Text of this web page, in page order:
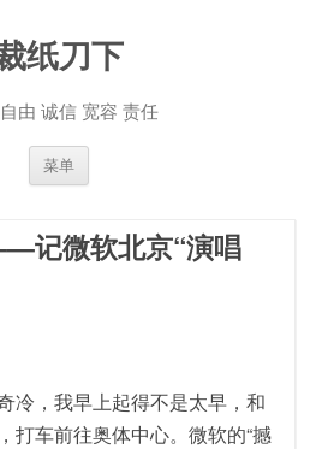
纸刀下
由 诚信 宽容 责任
菜单
记微软北京“演唱
，我早上起得不是太早，和
打车前往奥体中心。微软的“撼